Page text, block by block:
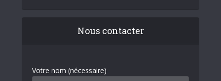
Nous contacter
Votre nom (nécessaire)